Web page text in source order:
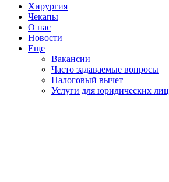
Хирургия
Чекапы
О нас
Новости
Еще
Вакансии
Часто задаваемые вопросы
Налоговый вычет
Услуги для юридических лиц